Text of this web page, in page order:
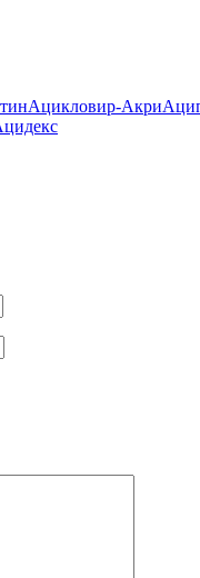
Ацикловир-Акри